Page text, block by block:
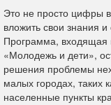
Это не просто цифры
вложить свои знания
Программа, входящая
«Молодежь и дети»,
решения проблемы
малых городах, таких
населенные пункты